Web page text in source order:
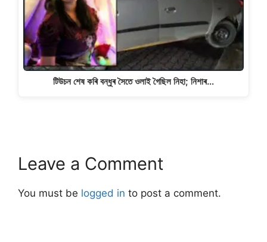
টিউচন শেষ কৰি বন্ধুৰ সৈতে ওলাই গৈছিল নিহা; নিশাৰ…
Leave a Comment
You must be logged in to post a comment.